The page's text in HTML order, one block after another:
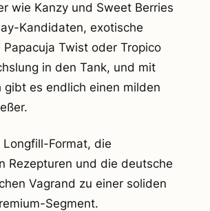
wie Kanzy und Sweet Berries
Kandidaten, exotische
Twist oder Tropico
in den Tank, und mit
gibt es endlich einen milden
Longfill-Format, die
Rezepturen und die deutsche
Vagrand zu einer soliden
Segment.